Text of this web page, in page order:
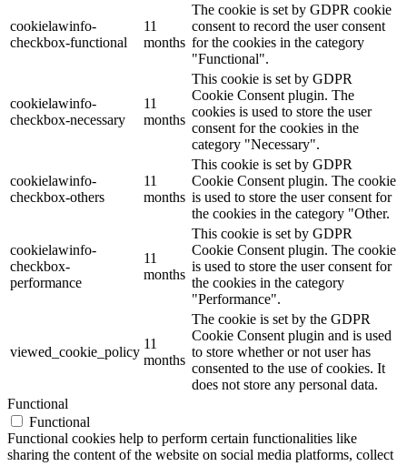
cookielawinfo-
checkbox-functional
11
months
The cookie is set by GDPR cookie
consent to record the user consent
for the cookies in the category
"Functional".
cookielawinfo-
checkbox-necessary
11
months
This cookie is set by GDPR
Cookie Consent plugin. The
cookies is used to store the user
consent for the cookies in the
category "Necessary".
cookielawinfo-
checkbox-others
11
months
This cookie is set by GDPR
Cookie Consent plugin. The cookie
is used to store the user consent for
the cookies in the category "Other.
cookielawinfo-
checkbox-
performance
11
months
This cookie is set by GDPR
Cookie Consent plugin. The cookie
is used to store the user consent for
the cookies in the category
"Performance".
viewed_cookie_policy
11
months
The cookie is set by the GDPR
Cookie Consent plugin and is used
to store whether or not user has
consented to the use of cookies. It
does not store any personal data.
Functional
Functional
Functional cookies help to perform certain functionalities like
sharing the content of the website on social media platforms, collect